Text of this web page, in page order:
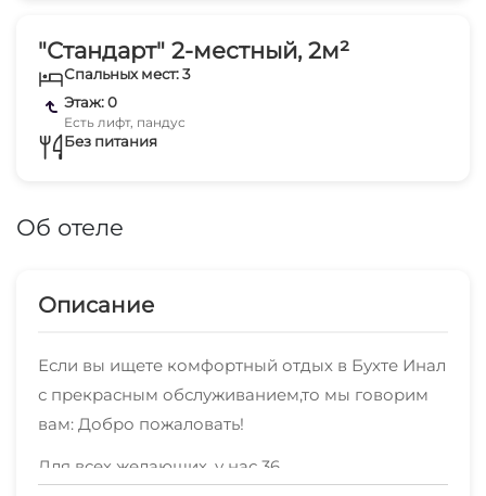
"Стандарт" 2-местный, 2м²
Спальных мест: 3
Этаж: 0
Есть лифт, пандус
Без питания
Об отеле
Описание
Если вы ищете комфортный отдых в Бухте Инал
с прекрасным обслуживанием,то мы говорим
вам: Добро пожаловать!
Для всех желающих, у нас 36